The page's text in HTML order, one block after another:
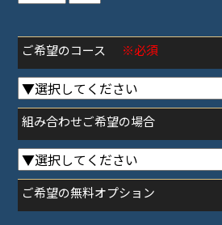
ご希望のコース ※必須
組み合わせご希望の場合
ご希望の無料オプション